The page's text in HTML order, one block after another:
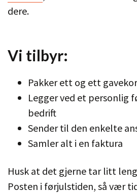
dere.
Vi tilbyr:
Pakker ett og ett
Legger ved et personlig
bedrift
Sender til den enkelte
Samler alt i en faktura
Husk at det gjerne tar litt
Posten i førjulstiden, så vær